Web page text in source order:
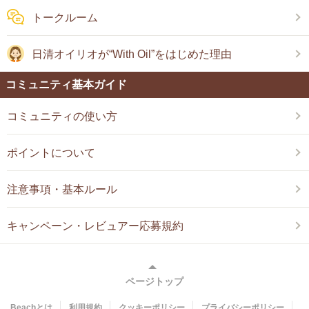
トークルーム
日清オイリオが“With Oil”をはじめた理由
コミュニティ基本ガイド
コミュニティの使い方
ポイントについて
注意事項・基本ルール
キャンペーン・レビュアー応募規約
ページトップ